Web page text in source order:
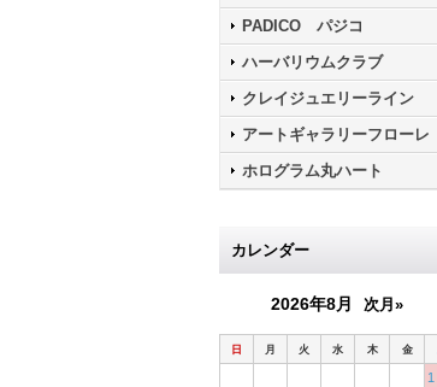
PADICO パジコ
ハーバリウムクラブ
クレイジュエリーライン
アートギャラリーフローレ
ホログラム丸ハート
カレンダー
2026年8月 次月»
日 月 火 水 木 金
1